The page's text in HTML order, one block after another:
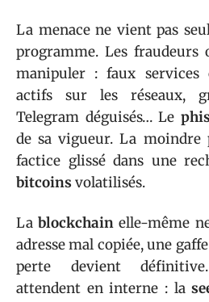
La menace ne vient pas
programme. Les fraudeurs
manipuler : faux services
actifs sur les réseaux,
Telegram déguisés… Le
de sa vigueur. La moindre
factice glissé dans une
bitcoins volatilisés.
Lablockchain elle-même
adresse mal copiée, une
perte devient
attendent en interne : la